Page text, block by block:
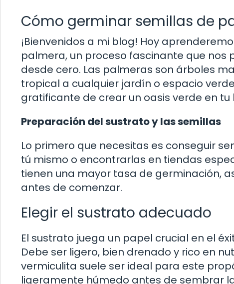
Cómo germinar semillas de
¡Bienvenidos a mi blog! Hoy
palmera, un proceso fascinante que
desde cero. Las palmeras son árboles
tropical a cualquier jardín o espacio
gratificante de crear un oasis verde en tu
Preparación del sustrato y las semillas
Lo primero que necesitas es conseguir
tú mismo o encontrarlas en tiendas
tienen una mayor tasa de germinación,
antes de comenzar.
Elegir el sustrato adecuado
El sustrato juega un papel crucial en el
Debe ser ligero, bien drenado y rico en
vermiculita suele ser ideal para este
ligeramente húmedo antes de sembrar